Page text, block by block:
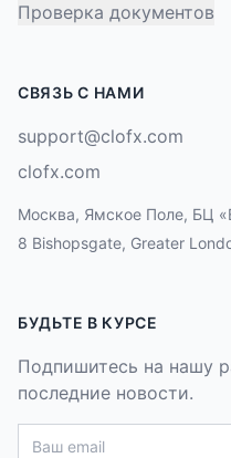
Проверка документов
СВЯЗЬ С НАМИ
support@clofx.com
clofx.com
Москва, Ямское Поле, БЦ
8 Bishopsgate, Greater
БУДЬТЕ В КУРСЕ
Подпишитесь на нашу
последние новости.